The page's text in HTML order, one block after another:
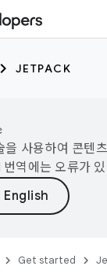
JETPACK
사용하여 콘텐
역에는 오류가
Get started